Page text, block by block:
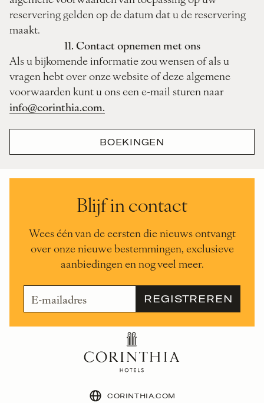
reservering gelden op de datum dat u de reservering
maakt.
11. Contact opnemen met ons
Als u bijkomende informatie zou wensen of als u
vragen hebt over onze website of deze algemene
voorwaarden kunt u ons een e-mail sturen naar
info@corinthia.com.
BOEKINGEN
Blijf in contact
Wees één van de eersten die nieuws ontvangt
over onze nieuwe bestemmingen, exclusieve
aanbiedingen en nog veel meer.
CORINTHIA.COM